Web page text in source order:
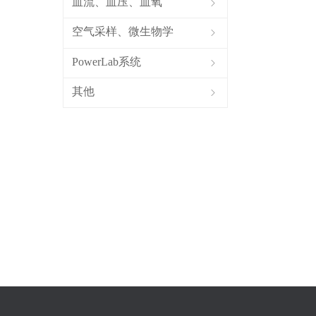
ꁇ
ꁇ
空气采样、微生物学
ꁇ
PowerLab系统
ꁇ
其他